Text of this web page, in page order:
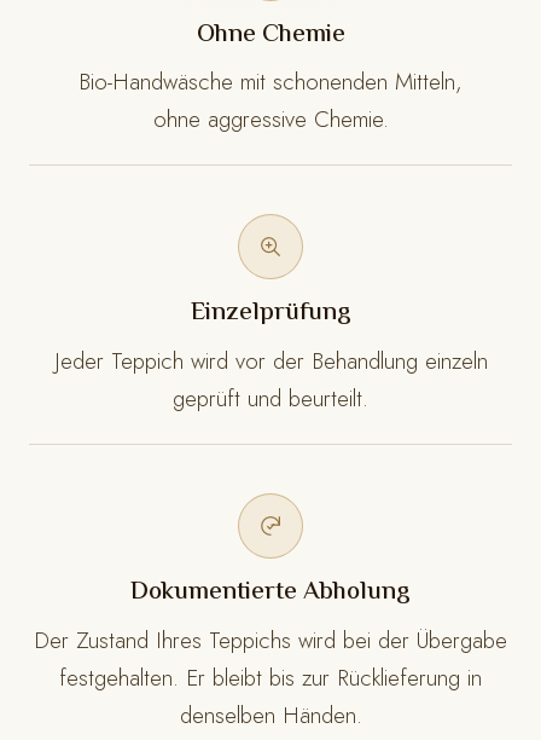
Ohne Chemie
Bio-Handwäsche mit schonenden Mitteln,
ohne aggressive Chemie.
Einzelprüfung
Jeder Teppich wird vor der Behandlung einzeln
geprüft und beurteilt.
Dokumentierte Abholung
Der Zustand Ihres Teppichs wird bei der Übergabe
festgehalten. Er bleibt bis zur Rücklieferung in
denselben Händen.